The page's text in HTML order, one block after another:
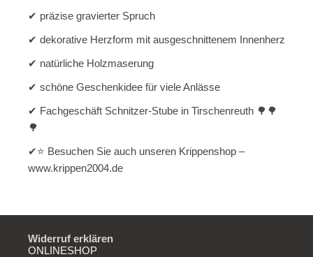
✔ präzise gravierter Spruch
✔ dekorative Herzform mit ausgeschnittenem Innenherz
✔ natürliche Holzmaserung
✔ schöne Geschenkidee für viele Anlässe
✔ Fachgeschäft Schnitzer-Stube in Tirschenreuth 🌳🌳
🌳
✔⭐ Besuchen Sie auch unseren Krippenshop –
www.krippen2004.de
Widerruf erklären
ONLINESHOP